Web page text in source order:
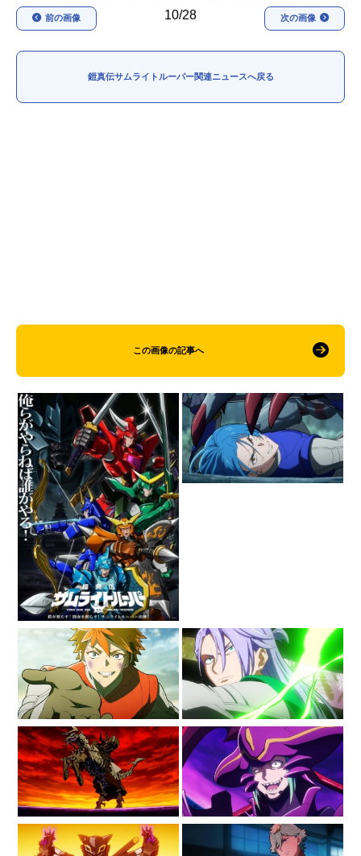
男性声優/女性声優一覧
FOLLOW US
10/28
前の画像 次の画像
鎧真伝サムライトルーパー関連ニュースへ戻る
この画像の記事へ